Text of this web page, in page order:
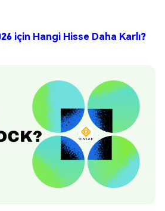
için Hangi Hisse Daha Karlı?